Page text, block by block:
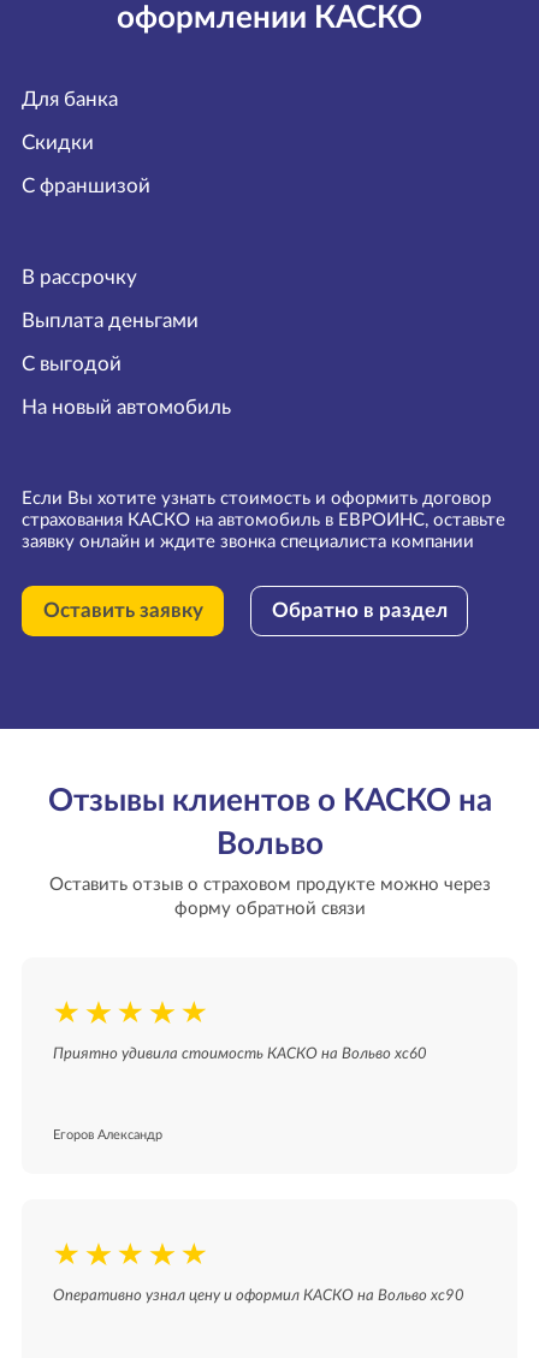
оформлении КАСКО
Для банка
Скидки
С франшизой
В рассрочку
Выплата деньгами
С выгодой
На новый автомобиль
Если Вы хотите узнать стоимость и оформить договор
страхования КАСКО на автомобиль в ЕВРОИНС, оставьте
заявку онлайн и ждите звонка специалиста компании
Оставить заявку Обратно в раздел
Отзывы клиентов о КАСКО на
Вольво
Оставить отзыв о страховом продукте можно через
форму обратной связи
Приятно удивила стоимость КАСКО на Вольво хс60
Егоров Александр
Оперативно узнал цену и оформил КАСКО на Вольво хс90